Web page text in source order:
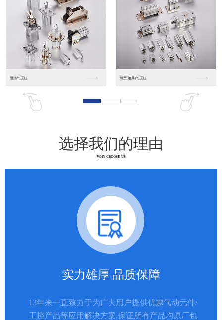
松下人机界面DP10... 数字光钎传感器FX-...
选择我们的理由
WHY CHOOSE US
实力雄厚 品质保障
13年来一直致力于为广大用户提供优越气动元件/
工控产品等应用解决方案,保证所有产品均原厂包